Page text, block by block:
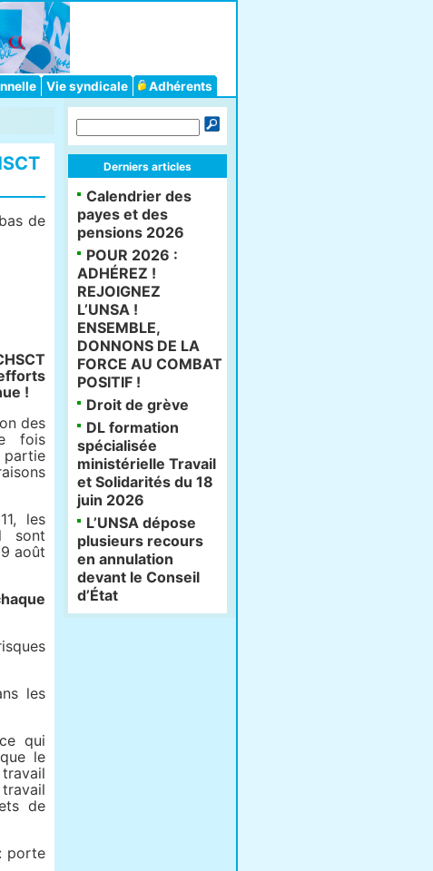
Vie syndicale Adhérents
de
!
des
fois
partie
les
sont
août
les
qui
le
de
: porte
Derniers articles
Calendrier des
payes et des
pensions 2026
POUR 2026 :
ADHÉREZ !
REJOIGNEZ
L’UNSA !
ENSEMBLE,
DONNONS DE LA
FORCE AU COMBAT
POSITIF !
Droit de grève
DL formation
spécialisée
ministérielle Travail
et Solidarités du 18
juin 2026
L’UNSA dépose
plusieurs recours
en annulation
devant le Conseil
d’État